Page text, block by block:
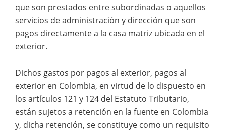
que son prestados entre subordinadas o aquellos
servicios de administración y dirección que son
pagos directamente a la casa matriz ubicada en el
exterior.
Dichos gastos por pagos al exterior, pagos al
exterior en Colombia, en virtud de lo dispuesto en
los artículos 121 y 124 del Estatuto Tributario,
están sujetos a retención en la fuente en Colombia
y, dicha retención, se constituye como un requisito